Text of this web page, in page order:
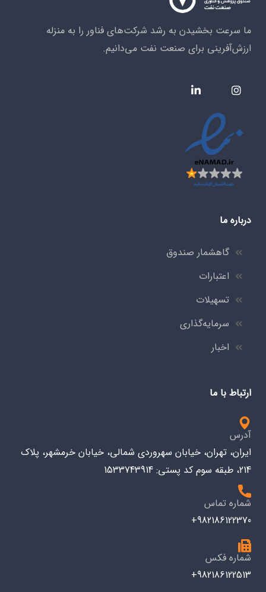
ما سرعت بخشیدن به رشد شرکت‌های فناور را به منزله
ارزش‌آفرینی برای صنعت نفت می‌دانیم.
درباره ما
گاهشمار صندوق
اعتبارات
تسهیلات
سرمایه‌گذاری
اخبار
ارتباط با ما
آدرس
ایران، تهران، خیابان سهروردی شمالی، خیابان خرمشهر، پلاک
214، طبقه سوم کد پستی: 1533743914
شماره تماس
982186122370+
شماره فکس
982186122513+